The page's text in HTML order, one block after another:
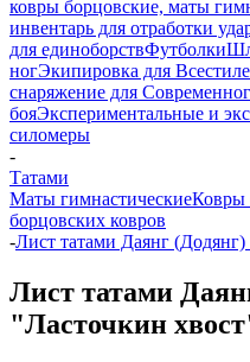
ковры борцовские, маты
инвентарь для отработки
для единоборствФутболки
ногЭкипировка для
снаряжение для
бояЭкспериментальные и
силомеры
-
Татами
Маты гимнастическиеКовры
борцовских ковров
-Лист татами Даянг
Лист татами
"Ласточкин